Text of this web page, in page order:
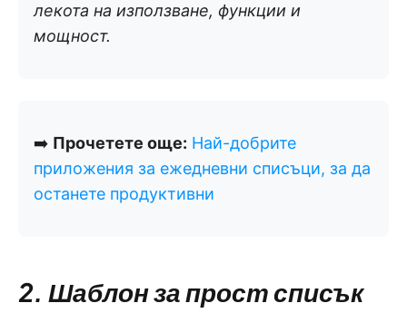
лекота на използване, функции и
мощност.
➡️ Прочетете още: Най-добрите
приложения за ежедневни списъци, за да
останете продуктивни
2. Шаблон за прост списък